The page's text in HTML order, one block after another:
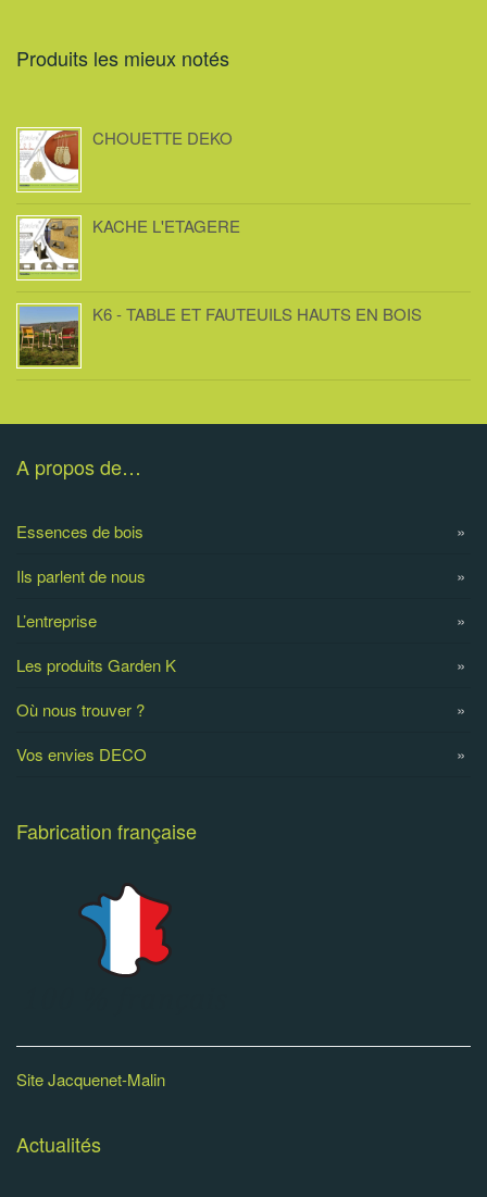
Produits les mieux notés
CHOUETTE DEKO
KACHE L'ETAGERE
K6 - TABLE ET FAUTEUILS HAUTS EN BOIS
A propos de…
Essences de bois
Ils parlent de nous
L’entreprise
Les produits Garden K
Où nous trouver ?
Vos envies DECO
Fabrication française
Site Jacquenet-Malin
Actualités